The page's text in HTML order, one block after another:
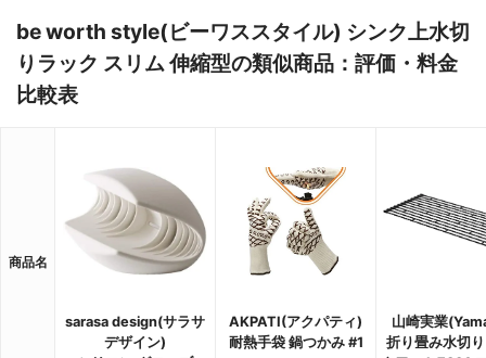
be worth style(ビーワススタイル) シンク上水切
りラック スリム 伸縮型の類似商品：評価・料金
比較表
商品名
sarasa design(サラサ
デザイン)
AKPATI(アクパティ)
耐熱手袋 鍋つかみ #1
山崎実業
折り畳み水切